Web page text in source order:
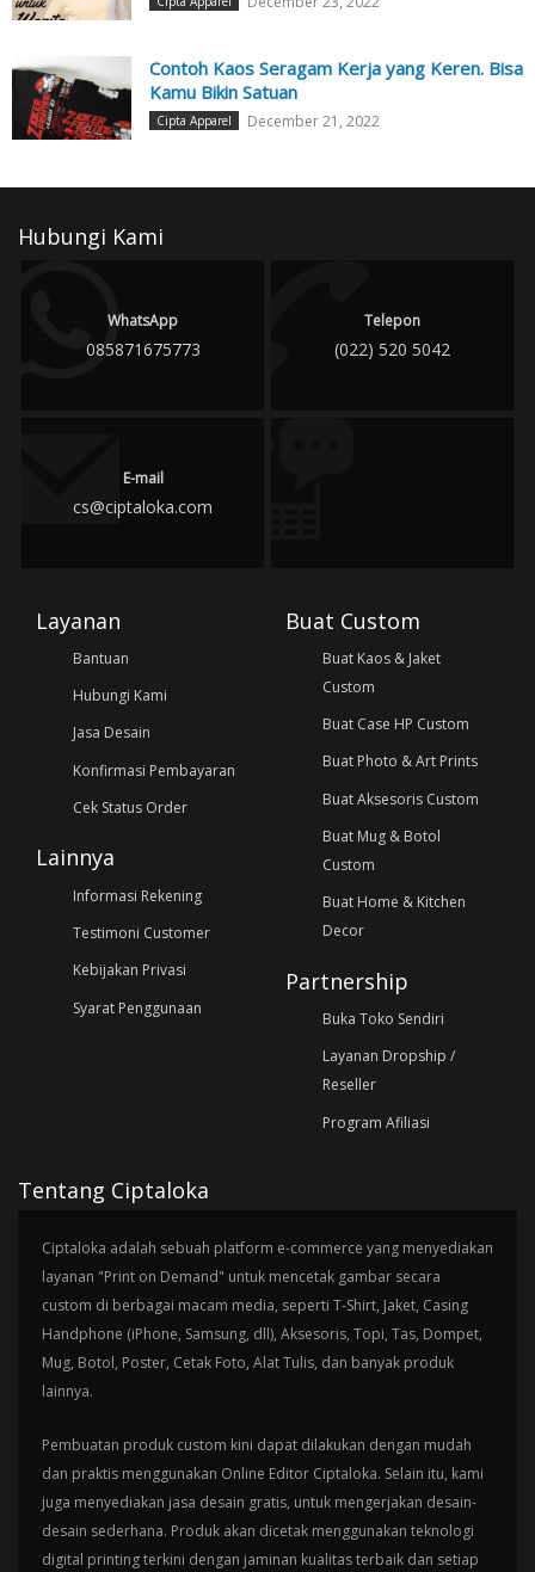
Contoh Kaos Seragam Kerja yang Keren. Bisa
Kamu Bikin Satuan
Cipta Apparel December 21, 2022
Hubungi Kami
WhatsApp
085871675773
Telepon
(022) 520 5042
E-mail
cs@ciptaloka.com
Layanan
Bantuan
Hubungi Kami
Jasa Desain
Konfirmasi Pembayaran
Cek Status Order
Lainnya
Informasi Rekening
Testimoni Customer
Kebijakan Privasi
Syarat Penggunaan
Buat Custom
Buat Kaos & Jaket
Custom
Buat Case HP Custom
Buat Photo & Art Prints
Buat Aksesoris Custom
Buat Mug & Botol
Custom
Buat Home & Kitchen
Decor
Partnership
Buka Toko Sendiri
Layanan Dropship /
Reseller
Program Afiliasi
Tentang Ciptaloka
Ciptaloka adalah sebuah platform e-commerce yang menyediakan
layanan "Print on Demand" untuk mencetak gambar secara
custom di berbagai macam media, seperti T-Shirt, Jaket, Casing
Handphone (iPhone, Samsung, dll), Aksesoris, Topi, Tas, Dompet,
Mug, Botol, Poster, Cetak Foto, Alat Tulis, dan banyak produk
lainnya.
Pembuatan produk custom kini dapat dilakukan dengan mudah
dan praktis menggunakan Online Editor Ciptaloka. Selain itu, kami
juga menyediakan jasa desain gratis, untuk mengerjakan desain-
desain sederhana. Produk akan dicetak menggunakan teknologi
digital printing terkini dengan jaminan kualitas terbaik dan setiap